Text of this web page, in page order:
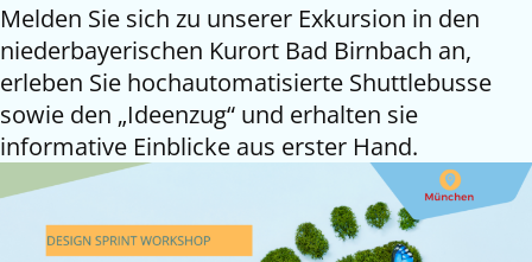
Melden Sie sich zu unserer Exkursion in den
niederbayerischen Kurort Bad Birnbach an,
erleben Sie hochautomatisierte Shuttlebusse
sowie den „Ideenzug“ und erhalten sie
informative Einblicke aus erster Hand.